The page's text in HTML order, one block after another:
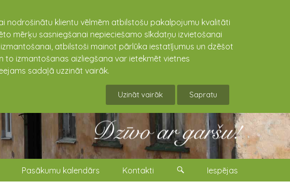
nodrošinātu klientu vēlmēm atbilstošu pakalpojumu kvalitāti
mērķu sasniegšanai nepieciešamo sīkdatņu izvietošanai
atbilstoši mainot pārlūka iestatījumus un dzēšot
to izmantošanas aizliegšana var ietekmēt vietnes
sadaļā uzzināt vairāk.
Uzināt vairāk Sapratu
Pasākumu kalendārs Kontakti Iespējas